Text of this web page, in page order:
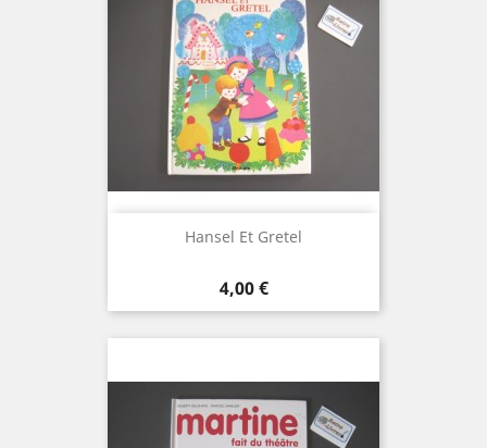
Hansel Et Gretel
Prix
4,00 €